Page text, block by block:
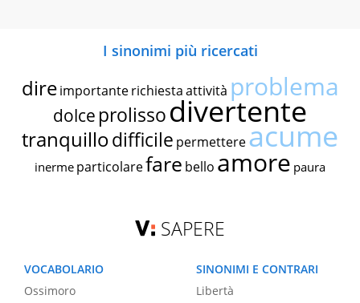
I sinonimi più ricercati
dire importante richiestaattività problema
dolce prolissodivertente
tranquillodifficile permettereacume
inerme particolarefare bello amore paura
SAPERE
VOCABOLARIO
Ossimoro
SINONIMI E CONTRARI
Libertà